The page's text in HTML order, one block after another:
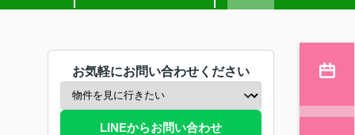
お気軽にお問い合わせください
LINEからお問い合わせ